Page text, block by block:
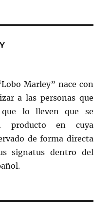
Marley” nace con
a las personas que
que lo lleven que se
producto en cuya
de forma directa
signatus dentro del